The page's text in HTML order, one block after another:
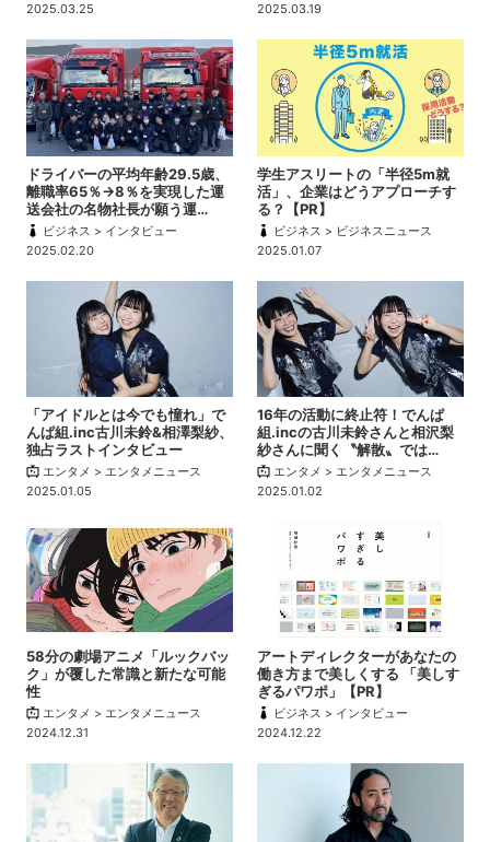
2025.03.25
2025.03.19
ドライバーの平均年齢29.5歳、
離職率65％→8％を実現した運
送会社の名物社長が願う運…
ビジネス > インタビュー
2025.02.20
学生アスリートの「半径5m就
活」、企業はどうアプローチす
る？【PR】
ビジネス > ビジネスニュース
2025.01.07
「アイドルとは今でも憧れ」で
んぱ組.inc古川未鈴&相澤梨紗、
独占ラストインタビュー
エンタメ > エンタメニュース
2025.01.05
16年の活動に終止符！でんぱ
組.incの古川未鈴さんと相沢梨
紗さんに聞く〝解散〟では…
エンタメ > エンタメニュース
2025.01.02
58分の劇場アニメ「ルックバッ
ク」が覆した常識と新たな可能
性
エンタメ > エンタメニュース
2024.12.31
アートディレクターがあなたの
働き方まで美しくする 「美しす
ぎるパワポ」【PR】
ビジネス > インタビュー
2024.12.22